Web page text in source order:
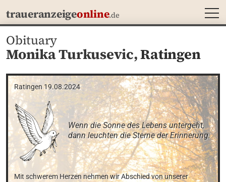
traueranzeigeonline.de
Obituary
Monika Turkusevic,Ratingen
Ratingen 19.08.2024
Wenn die Sonne des Lebens untergeht,
dann leuchten die Sterne der Erinnerung.
Mit schwerem Herzen nehmen wir Abschied von unserer